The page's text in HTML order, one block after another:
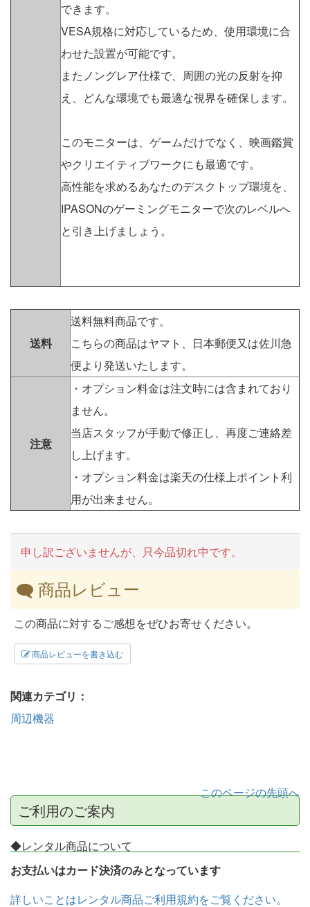
できます。
VESA規格に対応しているため、使用環境に合
わせた設置が可能です。
またノングレア仕様で、周囲の光の反射を抑
え、どんな環境でも最適な視界を確保します。
このモニターは、ゲームだけでなく、映画鑑賞
やクリエイティブワークにも最適です。
高性能を求めるあなたのデスクトップ環境を、
IPASONのゲーミングモニターで次のレベルへ
と引き上げましょう。
送料
送料無料商品です。
こちらの商品はヤマト、日本郵便又は佐川急
便より発送いたします。
注意
・オプション料金は注文時には含まれており
ません。
当店スタッフが手動で修正し、再度ご連絡差
し上げます。
・オプション料金は楽天の仕様上ポイント利
用が出来ません。
申し訳ございませんが、只今品切れ中です。
商品レビュー
この商品に対するご感想をぜひお寄せください。
商品レビューを書き込む
関連カテゴリ：
周辺機器
このページの先頭へ
ご利用のご案内
◆レンタル商品について
お支払いはカード決済のみとなっています
詳しいことはレンタル商品ご利用規約をご覧ください。